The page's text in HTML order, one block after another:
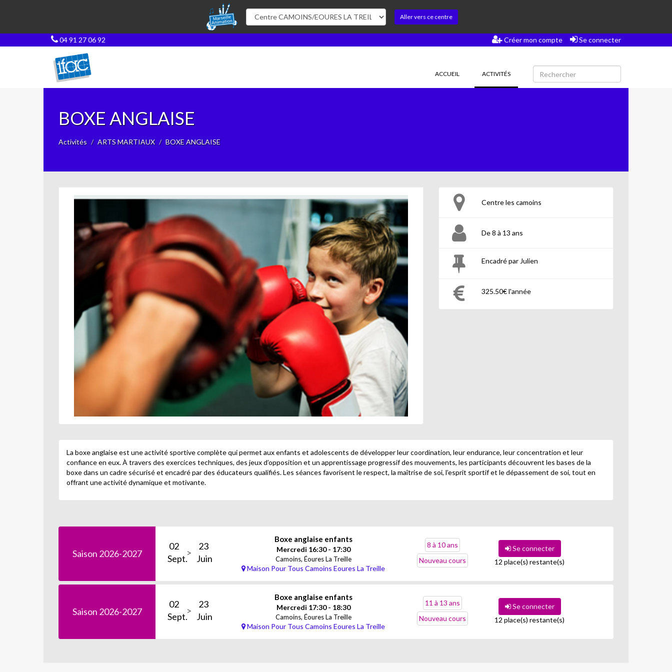
Aller vers ce centre
04 91 27 06 92 Créer mon compte Se connecter
ACCUEIL ACTIVITÉS(CURRENT)
BOXE ANGLAISE
Activités ARTS MARTIAUX BOXE ANGLAISE
Centre les camoins
De 8 à 13 ans
Encadré par Julien
325.50€ l'année
La boxe anglaise est une activité sportive complète qui permet aux enfants et adolescents de développer leur coordination, leur endurance, leur concentration et leur
confiance en eux. À travers des exercices techniques, des jeux d’opposition et un apprentissage progressif des mouvements, les participants découvrent les bases de la
boxe dans un cadre sécurisé et encadré par des éducateurs qualifiés. Les séances favorisent le respect, la maîtrise de soi, l’esprit sportif et le dépassement de soi, tout en
offrant une activité dynamique et motivante.
Saison 2026-2027
02
Sept.
23
Juin
Boxe anglaise enfants
Mercredi 16:30 - 17:30
Camoins, Éoures La Treille
Maison Pour Tous Camoins Eoures La Treille
8 à 10 ans
Nouveau cours
Se connecter
12 place(s) restante(s)
Saison 2026-2027
02
Sept.
23
Juin
Boxe anglaise enfants
Mercredi 17:30 - 18:30
Camoins, Éoures La Treille
Maison Pour Tous Camoins Eoures La Treille
11 à 13 ans
Nouveau cours
Se connecter
12 place(s) restante(s)